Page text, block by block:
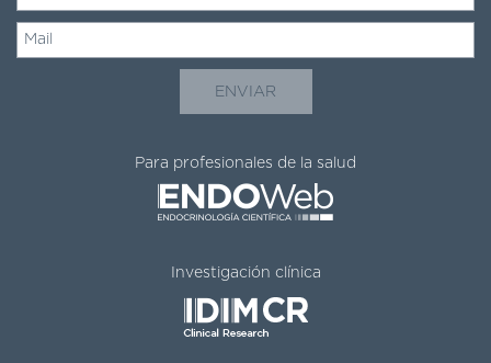
Para profesionales de la salud
Investigación clínica